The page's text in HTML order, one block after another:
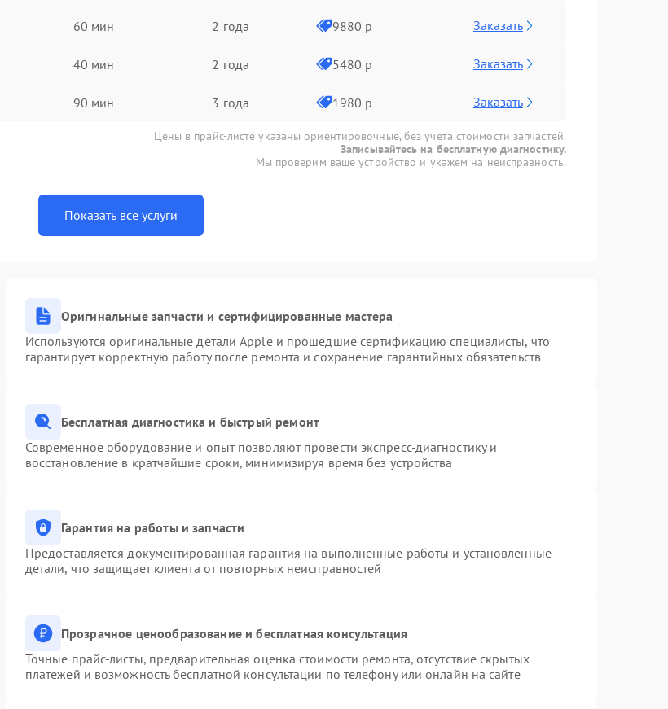
60 мин 2 года 9880 р Заказать
40 мин 2 года 5480 р Заказать
90 мин 3 года 1980 р Заказать
Цены в прайс-листе указаны ориентировочные, без учета стоимости запчастей.
Записывайтесь на бесплатную диагностику.
Мы проверим ваше устройство и укажем на неисправность.
Показать все услуги
Оригинальные запчасти и сертифицированные мастера
Используются оригинальные детали Apple и прошедшие сертификацию специалисты, что
гарантирует корректную работу после ремонта и сохранение гарантийных обязательств
Бесплатная диагностика и быстрый ремонт
Современное оборудование и опыт позволяют провести экспресс-диагностику и
восстановление в кратчайшие сроки, минимизируя время без устройства
Гарантия на работы и запчасти
Предоставляется документированная гарантия на выполненные работы и установленные
детали, что защищает клиента от повторных неисправностей
Прозрачное ценообразование и бесплатная консультация
Точные прайс-листы, предварительная оценка стоимости ремонта, отсутствие скрытых
платежей и возможность бесплатной консультации по телефону или онлайн на сайте